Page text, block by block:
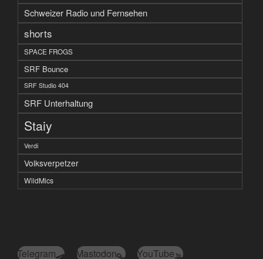
Schweizer Radio und Fernsehen
shorts
SPACE FROGS
SRF Bounce
SRF Studio 404
SRF Unterhaltung
Staiy
Verdi
Volksverpetzer
WildMics
Telegram Mastodon YouTube